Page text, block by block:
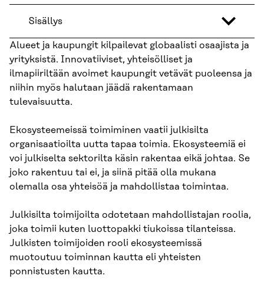
Sisällys
Alueet ja kaupungit kilpailevat globaalisti osaajista ja
yrityksistä. Innovatiiviset, yhteisölliset ja
ilmapiiriltään avoimet kaupungit vetävät puoleensa ja
niihin myös halutaan jäädä rakentamaan
tulevaisuutta.
Ekosysteemeissä toimiminen vaatii julkisilta
organisaatioilta uutta tapaa toimia. Ekosysteemiä ei
voi julkiselta sektorilta käsin rakentaa eikä johtaa. Se
joko rakentuu tai ei, ja siinä pitää olla mukana
olemalla osa yhteisöä ja mahdollistaa toimintaa.
Julkisilta toimijoilta odotetaan mahdollistajan roolia,
joka toimii kuten luottopakki tiukoissa tilanteissa.
Julkisten toimijoiden rooli ekosysteemissä
muotoutuu toiminnan kautta eli yhteisten
ponnistusten kautta.